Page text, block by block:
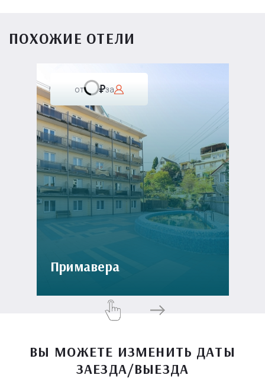
ПОХОЖИЕ ОТЕЛИ
от за
Примавера
ВЫ МОЖЕТЕ ИЗМЕНИТЬ ДАТЫ
ЗАЕЗДА/ВЫЕЗДА